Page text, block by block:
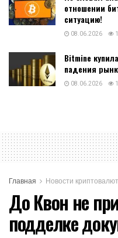
отношении
ситуацию!
08.06.2026
Bitmine
падения
08.06.2026
Главная Новости криптовалют
До Квон не
подделке